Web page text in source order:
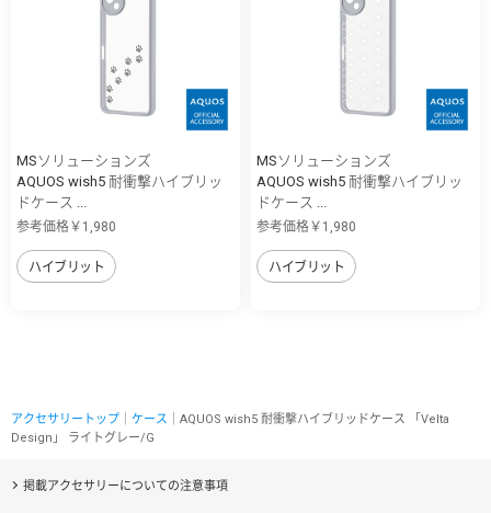
MSソリューションズ
AQUOS wish5 耐衝撃ハイブリッ
ドケース ...
参考価格￥1,980
ハイブリット
MSソリューションズ
AQUOS wish5 耐衝撃ハイブリッ
ドケース ...
参考価格￥1,980
ハイブリット
アクセサリートップ ケース ｜AQUOS wish5 耐衝撃ハイブリッドケース 「Velta
Design」 ライトグレー/G
掲載アクセサリーについての注意事項